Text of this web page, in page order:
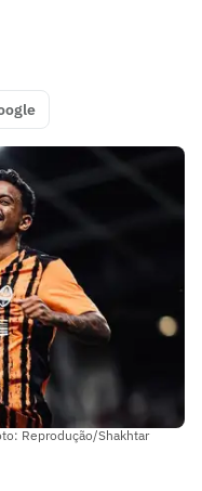
Reprodução/Shakhtar